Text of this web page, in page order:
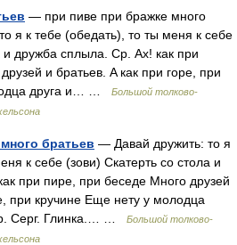
— при пиве при бражке много
я к тебе (обедать), то ты меня к себе
и дружба сплыла. Ср. Ах! как при
и братьев. A как при горе, при
друга и… …
Большой толково-
братьев — Давай дружить: то я
к себе (зови) Скатерть со стола и
при пире, при беседе Много друзей
при кручине Еще нету у молодца
Серг. Глинка.… …
Большой толково-